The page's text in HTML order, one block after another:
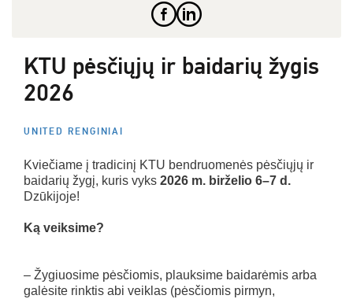
KTU pėsčiųjų ir baidarių žygis
2026
UNITED RENGINIAI
Kviečiame į tradicinį KTU bendruomenės pėsčiųjų ir
baidarių žygį, kuris vyks 2026 m. birželio 6–7 d.
Dzūkijoje!
Ką veiksime?
– Žygiuosime pėsčiomis, plauksime baidarėmis arba
galėsite rinktis abi veiklas (pėsčiomis pirmyn,